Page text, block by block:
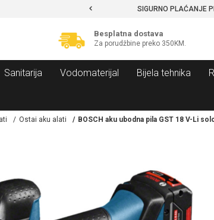
SIGURNO PLAĆANJE
Besplatna dostava
Za porudžbine preko 350KM.
Sanitarija Vodomaterijal Bijela tehnika
Ostai aku alati BOSCH aku ubodna pila GST 18 V-Li